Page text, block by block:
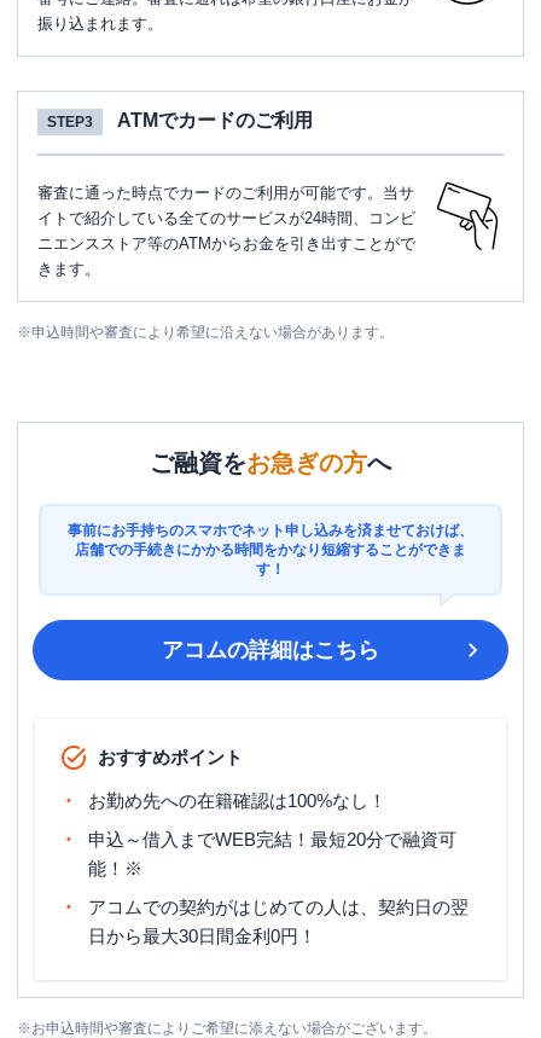
振り込まれます。
STEP3 ATMでカードのご利用
審査に通った時点でカードのご利用が可能です。当サ
イトで紹介している全てのサービスが24時間、コンビ
ニエンスストア等のATMからお金を引き出すことがで
きます。
※申込時間や審査により希望に沿えない場合があります。
ご融資をお急ぎの方へ
事前にお手持ちのスマホでネット申し込みを済ませておけば、
店舗での手続きにかかる時間をかなり短縮することができま
す！
アコムの詳細はこちら
おすすめポイント
お勤め先への在籍確認は100%なし！
申込～借入までWEB完結！最短20分で融資可
能！※
アコムでの契約がはじめての人は、契約日の翌
日から最大30日間金利0円！
※お申込時間や審査によりご希望に添えない場合がございます。